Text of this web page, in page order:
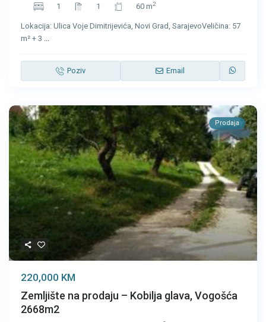
1 1 60 m2
Lokacija: Ulica Voje Dimitrijevića, Novi Grad, SarajevoVeličina: 57
m² + 3 ...
Poziv Email
Prodaja
220,000 KM
Zemljište na prodaju – Kobilja glava, Vogošća
2668m2